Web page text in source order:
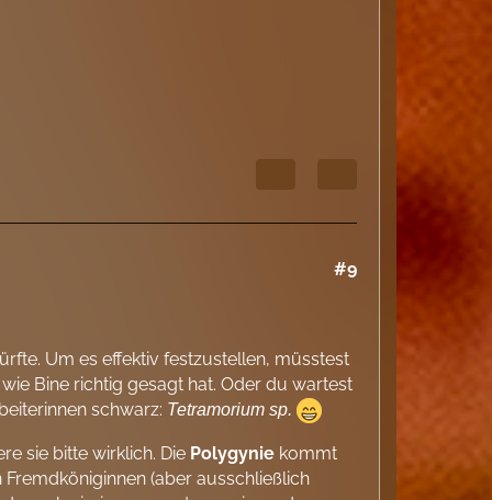
#9
Um es effektiv festzustellen, müsstest
Bine richtig gesagt hat. Oder du wartest
schwarz: Tetramorium sp.
sie bitte wirklich. Die Polygynie kommt
(aber ausschließlich